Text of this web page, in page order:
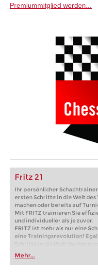
Premiummitglied werden...
Fritz 21
Ihr persönlicher Schachtrainer
ersten Schritte in die Welt des
machen oder bereits auf
Mit FRITZ trainieren Sie
und individueller als je zuvor.
FRITZ ist mehr als nur eine
eine Trainingsrevolution!
Schritte in die Welt des
oder bereits auf Turnierniveau
FRITZ trainieren Sie
individueller als je zuvor.
Mehr...